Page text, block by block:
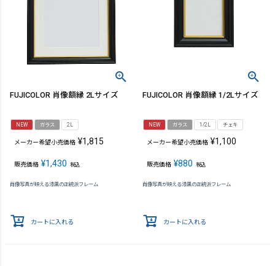
FUJICOLOR 肖像額縁 2Lサイズ
NEW ガラス 2L
メーカー希望小売価格 ¥1,815
販売価格 ¥1,430 税込
肖像写真が映える漆黒の正統派フレーム
カートに入れる
FUJICOLOR 肖像額縁 1/2Lサイズ
NEW ガラス 1/2L チェキ
メーカー希望小売価格 ¥1,100
販売価格 ¥880 税込
肖像写真が映える漆黒の正統派フレーム
カートに入れる